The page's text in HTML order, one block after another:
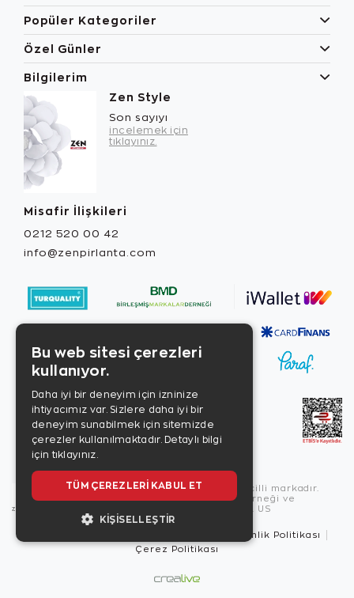
Popüler Kategoriler
Özel Günler
Bilgilerim
Zen Style
Son sayıyı
incelemek için
tıklayınız.
Misafir İlişkileri
0212 520 00 42
info@zenpirlanta.com
Copyright © 2026, Zen Diamond tescilli markadır.
Zen Diamond Birleşmiş Markalar Derneği ve
Turquality Destek Programı üyesidir. US
Güvenlik Politikası
Çerez Politikası
Bu web sitesi çerezleri
kullanıyor.
Daha iyi bir deneyim için izninize
ihtiyacımız var. Sizlere daha iyi bir
deneyim sunabilmek için sitemizde
çerezler kullanılmaktadır. Detaylı bilgi
için tıklayınız.
TÜM ÇEREZLERI KABUL ET
KIŞISELLEŞTIR